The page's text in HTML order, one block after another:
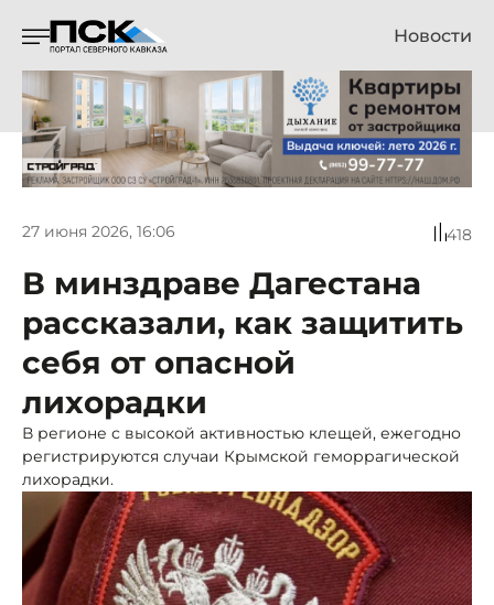
Новости
27 июня 2026, 16:06 418
В минздраве Дагестана
рассказали, как защитить
себя от опасной
лихорадки
В регионе с высокой активностью клещей, ежегодно
регистрируются случаи Крымской геморрагической
лихорадки.